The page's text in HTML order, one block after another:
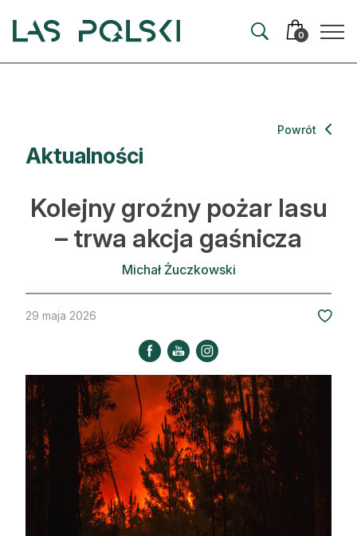
0
Artykuły
Hodowla lasu
Ochrona lasu
Nowe technologie
Kultura i historia
Strefa eksperta
Auto do lasu
Dla drwala
Leśnik na zakupach
Z zagranicy
Aktualności
Powrót
Kolejny groźny pożar lasu
– trwa akcja gaśnicza
Michał Żuczkowski
29 maja 2026